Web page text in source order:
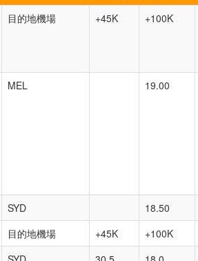
目的地機場 +45K +100K
MEL 19.00
SYD 18.50
目的地機場
+45K +100K